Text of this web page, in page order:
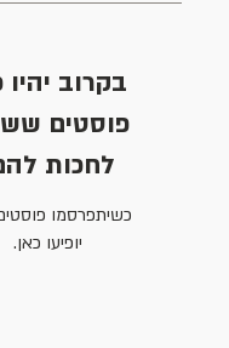
בקרוב יהיו
פוסטים
לחכות
כשיתפרסמו
יופיעו כאן.